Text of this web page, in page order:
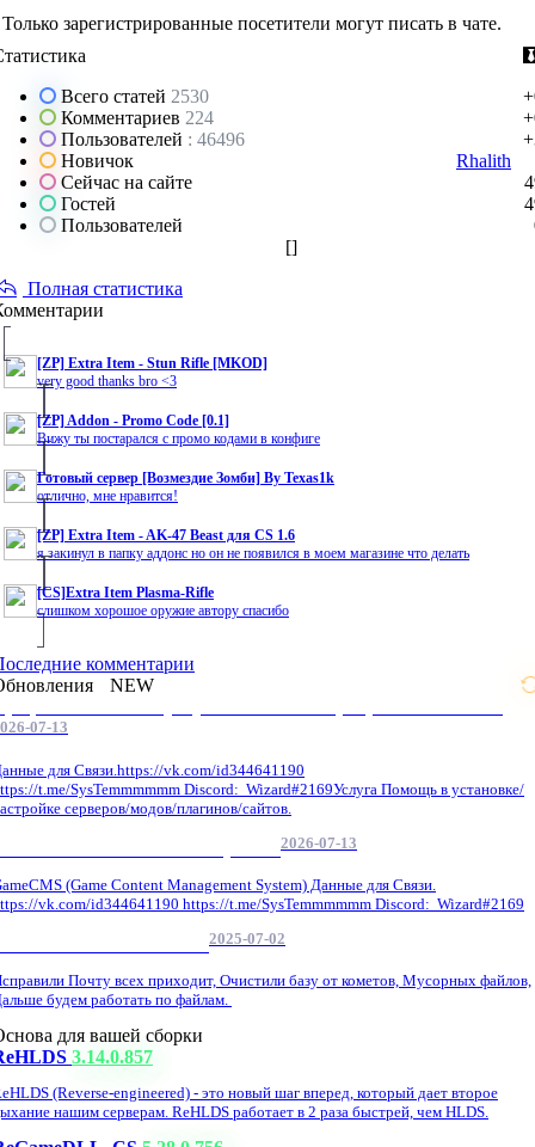
Только зарегистрированные посетители могут писать в чате.
Всего статей 2530
Комментариев 224
Пользователей : 46496
Новичок
Rhalith
Сейчас на сайте
Гостей
Пользователей
[]
Полная статистика
[ZP] Extra Item - Stun Rifle [MKOD]
very good thanks bro <3
[ZP] Addon - Promo Code [0.1]
Вижу ты постарался с промо кодами в конфиге
Готовый сервер [Возмездие Зомби] By Texas1k
отлично, мне нравится!
[ZP] Extra Item - AK-47 Beast для CS 1.6
я закинул в папку аддонс но он не появился в моем магазине что делать
[CS]Extra Item Plasma-Rifle
слишком хорошое оружие автору спасибо
комментарии
NEW
07-13
для Связи.https://vk.com/id344641190
t.me/SysTemmmmmm Discord: Wizard#2169Услуга Помощь в установке/
серверов/модов/плагинов/сайтов.
2026-07-13
(Game Content Management System) Данные для Связи.
vk.com/id344641190 https://t.me/SysTemmmmmm Discord: Wizard#2169
2025-07-02
Почту всех приходит, Очистили базу от кометов, Мусорных файлов,
будем работать по файлам.
для вашей сборки
3.14.0.857
(Reverse-engineered) - это новый шаг вперед, который дает второе
нашим серверам. ReHLDS работает в 2 раза быстрей, чем HLDS.